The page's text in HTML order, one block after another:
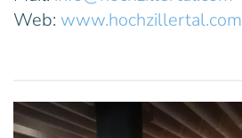
Web: www.hochzillertal.com